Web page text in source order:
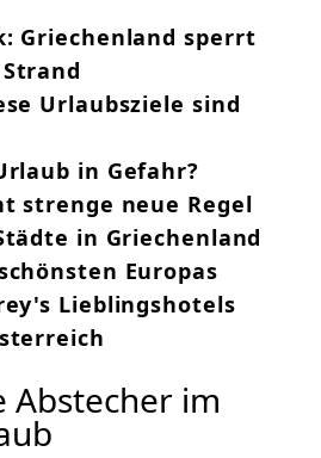
Griechenland sperrt
Urlaubsziele sind
in Gefahr?
strenge neue Regel
in Griechenland
Europas
Lieblingshotels
Abstecher im